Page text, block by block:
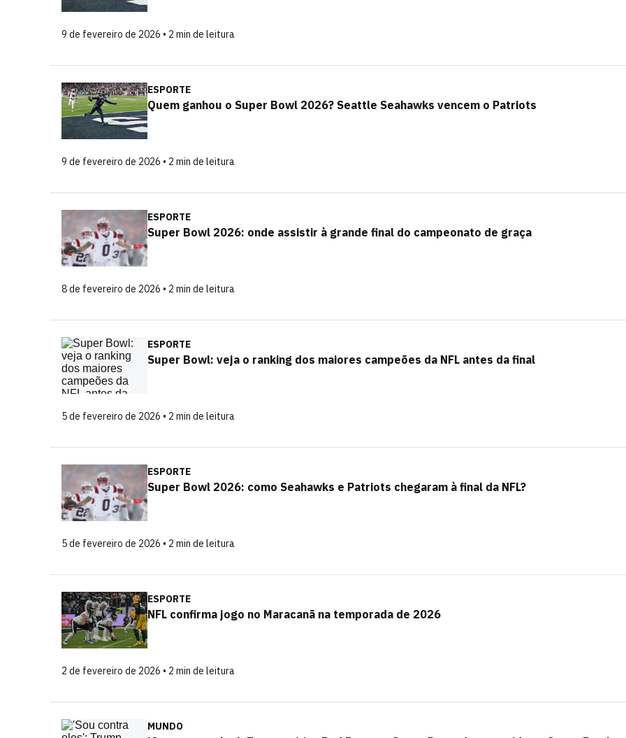
9 de fevereiro de 2026 • 2 min de leitura
ESPORTE
Quem ganhou o Super Bowl 2026? Seattle Seahawks vencem o Patriots
9 de fevereiro de 2026 • 2 min de leitura
ESPORTE
Super Bowl 2026: onde assistir à grande final do campeonato de graça
8 de fevereiro de 2026 • 2 min de leitura
ESPORTE
Super Bowl: veja o ranking dos maiores campeões da NFL antes da final
5 de fevereiro de 2026 • 2 min de leitura
ESPORTE
Super Bowl 2026: como Seahawks e Patriots chegaram à final da NFL?
5 de fevereiro de 2026 • 2 min de leitura
ESPORTE
NFL confirma jogo no Maracanã na temporada de 2026
2 de fevereiro de 2026 • 2 min de leitura
MUNDO